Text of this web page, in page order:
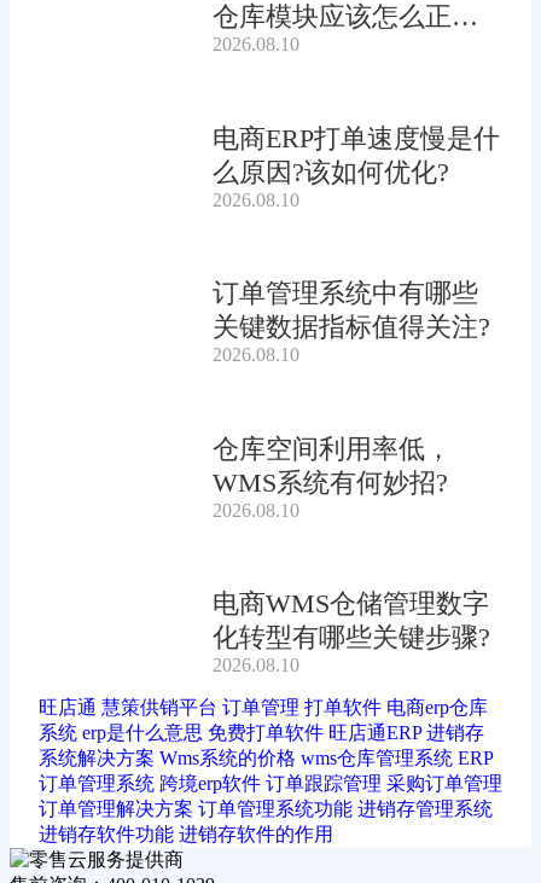
仓库模块应该怎么正确
使用?
2026.08.10
电商ERP打单速度慢是什
么原因?该如何优化?
2026.08.10
订单管理系统中有哪些
关键数据指标值得关注?
2026.08.10
仓库空间利用率低，
WMS系统有何妙招?
2026.08.10
电商WMS仓储管理数字
化转型有哪些关键步骤?
2026.08.10
旺店通 慧策供销平台 订单管理 打单软件 电商erp仓库
系统 erp是什么意思 免费打单软件 旺店通ERP 进销存
系统解决方案 Wms系统的价格 wms仓库管理系统 ERP
订单管理系统 跨境erp软件 订单跟踪管理 采购订单管理
订单管理解决方案 订单管理系统功能 进销存管理系统
进销存软件功能 进销存软件的作用